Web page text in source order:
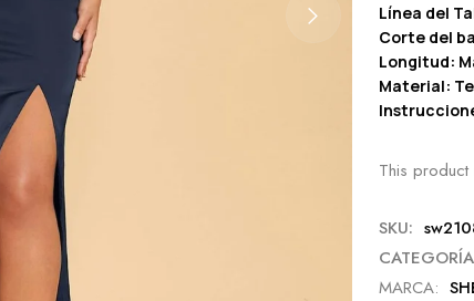
Línea del
Corte del
Longitud:
Material:
This product
SKU:
MARCA: